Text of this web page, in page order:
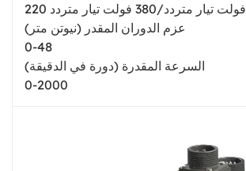
220 فولت تيار متردد/380 فولت تيار متردد
عزم الدوران المقدر (نيوتن متر)
0-48
السرعة المقدرة (دورة في الدقيقة)
0-2000